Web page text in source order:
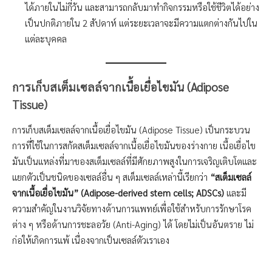
ได้ภายในไม่กี่วัน และสามารถกลับมาทำกิจกรรมหรือใช้ชีวิตได้อย่าง
เป็นปกติภายใน 2 สัปดาห์ แต่ระยะเวลาจะมีความแตกต่างกันไปใน
แต่ละบุคคล
การเก็บสเต็มเซลล์จากเนื้อเยื่อไขมัน (Adipose
Tissue)
การเก็บสเต็มเซลล์จากเนื้อเยื่อไขมัน (Adipose Tissue) เป็นกระบวน
การที่ใช้ในการสกัดสเต็มเซลล์จากเนื้อเยื่อไขมันของร่างกาย เนื้อเยื่อไข
มันเป็นแหล่งที่มาของสเต็มเซลล์ที่มีศักยภาพสูงในการเจริญเติบโตและ
แยกตัวเป็นชนิดของเซลล์อื่น ๆ สเต็มเซลล์เหล่านี้เรียกว่า “สเต็มเซลล์
จากเนื้อเยื่อไขมัน” (Adipose-derived stem cells; ADSCs) และมี
ความสำคัญในงานวิจัยทางด้านการแพทย์เพื่อใช้สำหรับการรักษาโรค
ต่าง ๆ หรือด้านการชะลอวัย (Anti-Aging) ได้ โดยไม่เป็นอันตราย ไม่
ก่อให้เกิดการแพ้ เนื่องจากเป็นเซลล์ตัวเราเอง